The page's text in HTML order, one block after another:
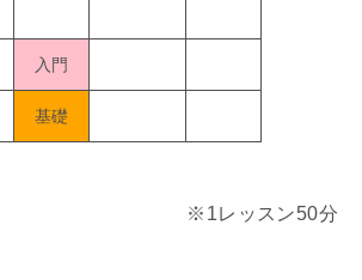
入門
基礎
※1レッスン50分